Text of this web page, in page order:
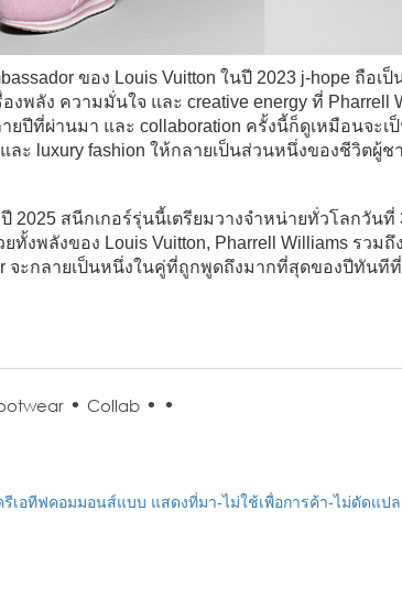
ของ Louis Vuitton ในปี 2023 j-hope ถื
งพลัง ความมั่นใจ และ creative energy ที่ Pharrell
ยปีที่ผ่านมา และ collaboration ครั้งนี้ก็ดูเหมือนจะ
และ luxury fashion ให้กลายเป็นส่วนหนึ่งของชีวิตผู้
2025 สนีกเกอร์รุ่นนี้เตรียมวางจำหน่ายทั่วโลกวัน
งพลังของ Louis Vuitton, Pharrell Williams รวม
จะกลายเป็นหนึ่งในคู่ที่ถูกพูดถึงมากที่สุดของปีทันทีที่
• Collab • •
อทีฟคอมมอนส์แบบ แสดงที่มา-ไม่ใช้เพื่อการค้า-ไม่ดัดแปล